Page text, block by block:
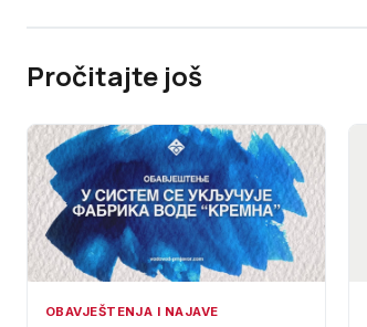
Pročitajte još
OBAVJEŠTENJA I NAJAVE